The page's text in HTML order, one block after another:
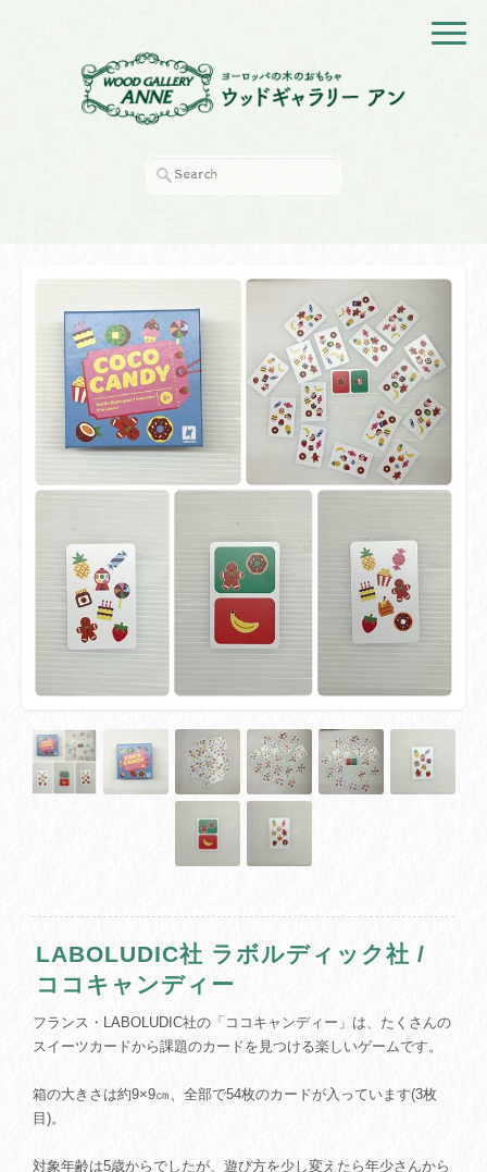
LABOLUDIC社 ラボルディック社 /
ココキャンディー
フランス・LABOLUDIC社の「ココキャンディー」は、たくさんの
スイーツカードから課題のカードを見つける楽しいゲームです。
箱の大きさは約9×9㎝、全部で54枚のカードが入っています(3枚
目)。
対象年齢は5歳からでしたが、遊び方を少し変えたら年少さんから